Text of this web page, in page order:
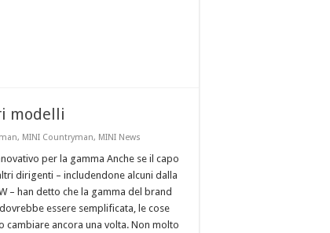
modelli
, MINI Countryman, MINI News
per la gamma Anche se il capo
dirigenti – includendone alcuni dalla
– han detto che la gamma del brand
essere semplificata, le cose
cambiare ancora una volta. Non molto